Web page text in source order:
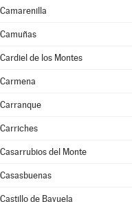
Camarenilla
Camuñas
Cardiel de los Montes
Carmena
Carranque
Carriches
Casarrubios del Monte
Casasbuenas
Castillo de Bayuela